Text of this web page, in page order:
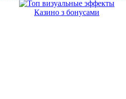
Казино з бонусами